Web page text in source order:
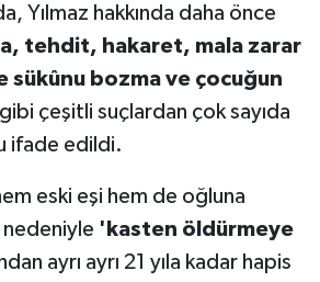
Yılmaz hakkında daha önce
tehdit, hakaret, mala zarar
sükûnu bozma ve çocuğun
çeşitli suçlardan çok sayıda
ifade edildi.
hem eski eşi hem de oğluna
'kasten öldürmeye
ayrı ayrı 21 yıla kadar hapis